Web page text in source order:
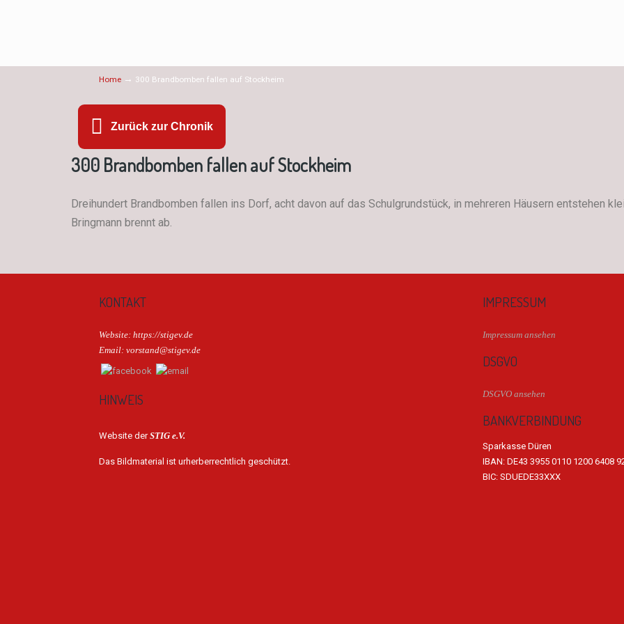
Home → 300 Brandbomben fallen auf Stockheim
Zurück zur Chronik
300 Brandbomben fallen auf Stockheim
Dreihundert Brandbomben fallen ins Dorf, acht davon auf das Schulgrundstück, in mehreren Häusern entstehen
Bringmann brennt ab.
KONTAKT
Website: https://stigev.de
Email: vorstand@stigev.de
HINWEIS
Website derSTIG e.V.
Das Bildmaterial ist urherberrechtlich geschützt.
IMPRESSUM
Impressum ansehen
DSGVO
DSGVO ansehen
BANKVERBINDUNG
Sparkasse Düren
IBAN: DE43 3955 0110 1200 6408
BIC: SDUEDE33XXX